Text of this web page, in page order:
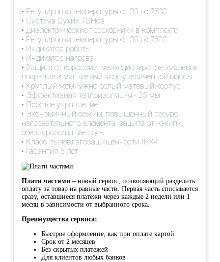
• Регулировка температуры от 30 до 75°С
• Система Сухих ТЭНов
• Диэлектрические переходники в комплекте
• Регулировка температуры от 30 до 75°С
• Индикатор работы
• Индикатор нагрева
• Защита от коррозии: мелкодисперсное эмалевое
покрытие и магниевый анод увеличенной массы
• Круглый жемчужно-белый матовый корпус
• Эффективная теплоизоляция - 25 мм
• Простое управление
• Экономичный режим: повышенный ресурс
нагревательного элемента, защита от накипи,
обеззараживание воды
• Класс пылевлагозащищенности IPX4
• Гарантия 5 лет
Плати частями – новый сервис, позволяющий разделить
оплату за товар на равные части. Первая часть списывается
сразу, оставшиеся платежи через каждые 2 недели или 1
месяц в зависимости от выбранного срока.
Преимущества сервиса:
Быстрое оформление, как при оплате картой
Срок от 2 месяцев
Без скрытых платежей
Для клиентов любых банков